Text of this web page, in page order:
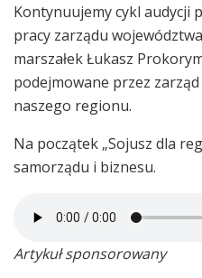
Kontynuujemy cykl audycji
pracy zarządu
marszałek Łukasz
podejmowane przez
naszego regionu.
Na początek „Sojusz dla
samorządu i biznesu.
Artykuł sponsorowany